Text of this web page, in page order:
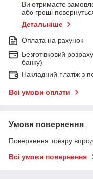
Ви отримаєте
або гроші
Детальніше
Оплата на рахунок
Безготівковий
банку)
Накладний платіж з
Всі умови оплати
Умови повернення
Повернення товару
Всі умови повернення